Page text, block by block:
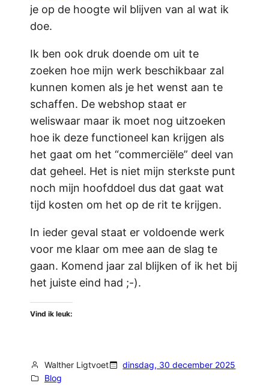
je op de hoogte wil blijven van al wat ik
doe.
Ik ben ook druk doende om uit te
zoeken hoe mijn werk beschikbaar zal
kunnen komen als je het wenst aan te
schaffen. De webshop staat er
weliswaar maar ik moet nog uitzoeken
hoe ik deze functioneel kan krijgen als
het gaat om het “commerciële” deel van
dat geheel. Het is niet mijn sterkste punt
noch mijn hoofddoel dus dat gaat wat
tijd kosten om het op de rit te krijgen.
In ieder geval staat er voldoende werk
voor me klaar om mee aan de slag te
gaan. Komend jaar zal blijken of ik het bij
het juiste eind had ;-).
Vind ik leuk:
Walther Ligtvoet
dinsdag, 30 december 2025
Blog